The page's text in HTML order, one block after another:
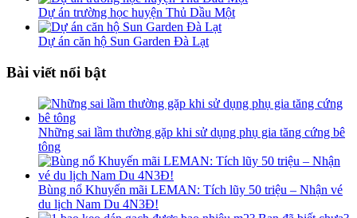
Dự án trường học huyện Thủ Dầu Một
Dự án căn hộ Sun Garden Đà Lạt
Bài viết nổi bật
Những sai lầm thường gặp khi sử dụng phụ gia tăng cứng bê
tông
Bùng nổ Khuyến mãi LEMAN: Tích lũy 50 triệu – Nhận vé
du lịch Nam Du 4N3Đ!